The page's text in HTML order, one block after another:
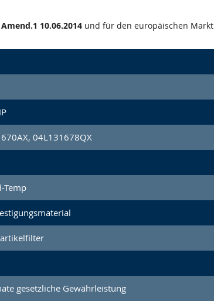
10.06.2014 und für den europäischen Markt
04L131678QX
Temp
gesetzliche Gewährleistung